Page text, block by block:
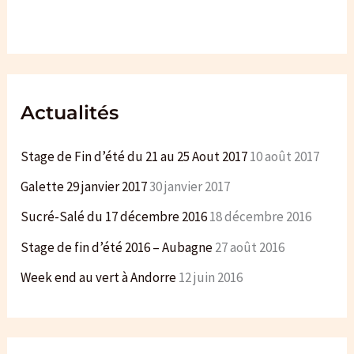
e
:
Actualités
Stage de Fin d’été du 21 au 25 Aout 201710 août 2017
Galette 29 janvier 201730 janvier 2017
Sucré-Salé du 17 décembre 201618 décembre 2016
Stage de fin d’été 2016 – Aubagne27 août 2016
Week end au vert à Andorre12 juin 2016